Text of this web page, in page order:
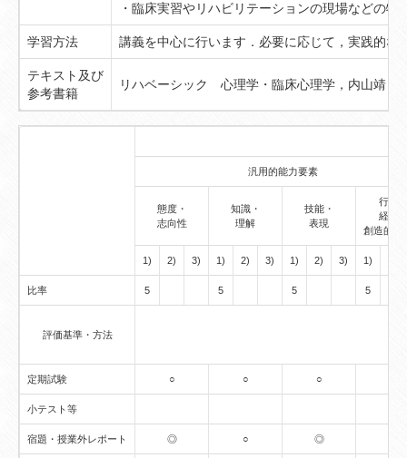
・臨床実習やリハビリテーションの現場などの
学習方法 講義を中心に行います．必要に応じて，実践的
テキスト及び
参考書籍
リハベーシック 心理学・臨床心理学，内山靖・
汎用的能力要素
態度・
志向性
知識・
理解
技能・
表現
行動
経験
創造的思
1) 2) 3) 1) 2) 3) 1) 2) 3) 1)
比率 5 5 5 5
評価基準・方法
定期試験 ○ ○ ○
小テスト等
宿題・授業外レポート ◎ ○ ◎